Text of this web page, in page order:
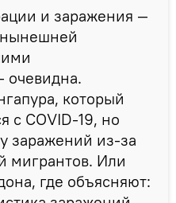
и заражения —
нынешней
очевидна.
который
с CОVID-19, но
заражений из-за
мигрантов. Или
где объясняют: